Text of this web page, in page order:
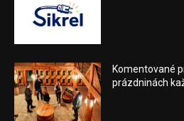
Komentované
prázdninách